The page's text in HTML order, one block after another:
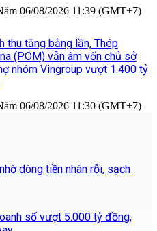
06/08/2026 11:39 (GMT+7)
thu tăng bằng lần, Thép
(POM) vẫn âm vốn chủ sở
nhóm Vingroup vượt 1.400 tỷ
06/08/2026 11:30 (GMT+7)
dòng tiền nhàn rỗi, sạch
số vượt 5.000 tỷ đồng,